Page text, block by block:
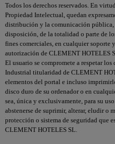
Todos los derechos reservados. En
Propiedad Intelectual, quedan
distribución y la comunicación pública,
disposición, de la totalidad o parte de
fines comerciales, en cualquier
autorización de CLEMENT HOTELES
El usuario se compromete a respetar
Industrial titularidad de CLEMENT
elementos del portal e incluso
disco duro de su ordenador o en
sea, única y exclusivamente, para su
abstenerse de suprimir, alterar, eludir
protección o sistema de seguridad que
CLEMENT HOTELES SL.